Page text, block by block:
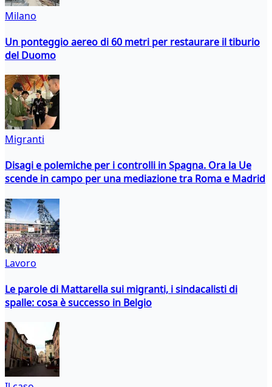
Milano
Un ponteggio aereo di 60 metri per restaurare il tiburio
del Duomo
Migranti
Disagi e polemiche per i controlli in Spagna. Ora la Ue
scende in campo per una mediazione tra Roma e Madrid
Lavoro
Le parole di Mattarella sui migranti, i sindacalisti di
spalle: cosa è successo in Belgio